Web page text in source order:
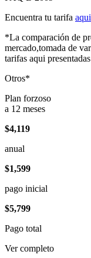
Encuentra tu tarifa aqui
*La comparación de
mercado,tomada de
tarifas aqui
Otros*
Plan forzoso
a 12 meses
$4,119
anual
$1,599
pago inicial
$5,799
Pago total
Ver completo